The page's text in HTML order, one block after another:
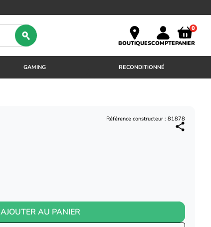
BOUTIQUESCOMPTE
0
PANIER
GAMING RECONDITIONNÉ
Référence constructeur : 81878
AJOUTER AU PANIER